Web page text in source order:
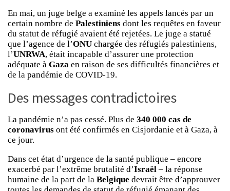
En mai, un juge belge a examiné les appels lancés par un
certain nombre de Palestiniens dont les requêtes en faveur
du statut de réfugié avaient été rejetées. Le juge a statué
que l’agence de l’ONU chargée des réfugiés palestiniens,
l’UNRWA, était incapable d’assurer une protection
adéquate à Gaza en raison de ses difficultés financières et
de la pandémie de COVID-19.
Des messages contradictoires
La pandémie n’a pas cessé. Plus de 340 000 cas de
coronavirus ont été confirmés en Cisjordanie et à Gaza, à
ce jour.
Dans cet état d’urgence de la santé publique – encore
exacerbé par l’extrême brutalité d’Israël – la réponse
humaine de la part de la Belgique devrait être d’approuver